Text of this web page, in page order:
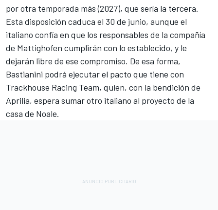
por otra temporada más (2027), que sería la tercera.
Esta disposición caduca el 30 de junio, aunque el
italiano confía en que los responsables de la compañía
de Mattighofen cumplirán con lo establecido, y le
dejarán libre de ese compromiso. De esa forma,
Bastianini podrá ejecutar el pacto que tiene con
Trackhouse Racing Team, quien, con la bendición de
Aprilia, espera sumar otro italiano al proyecto de la
casa de Noale.